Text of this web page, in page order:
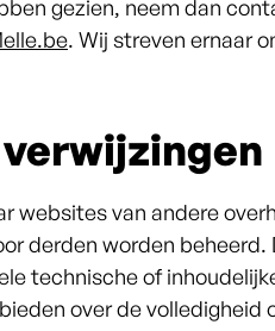
gezien, neem dan
. Wij streven ernaar
websites van andere
derden worden
technische of
over de volledigheid